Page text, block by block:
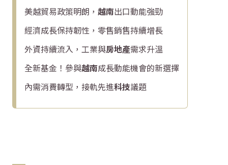
美越貿易政策明朗， 越南出口動能強勁
經濟成長保持韌性，零售銷售持續增長
外資持續流入，工業與房地產需求升溫
全新基金！參與越南成長動能機會的新選擇
內需消費轉型，接軌先進科技議題